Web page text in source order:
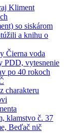
Kliment
so siskárom
a knihu o
Čierna voda
PDD, vytesnenie
po 40 rokoch
charakteru
klamstvo č. 37
Beďač nič